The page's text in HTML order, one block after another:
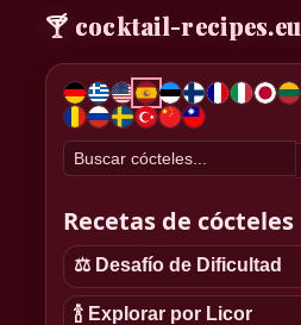
🍸 cocktail-recipes.eu
Recetas de cócteles
⚖️ Desafío de Dificultad
🍾 Explorar por Licor